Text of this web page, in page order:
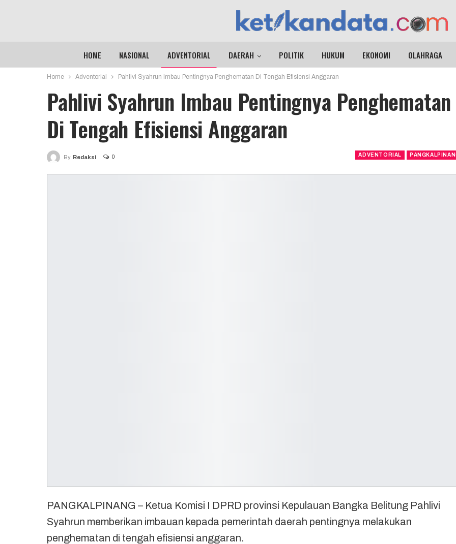
HOME NASIONAL ADVENTORIAL DAERAH POLITIK HUKUM EKONOMI OLAHRAGA
Home Adventorial Pahlivi Syahrun Imbau Pentingnya Penghematan Di Tengah Efisiensi Anggaran
Pahlivi Syahrun Imbau Pentingnya Penghematan
Di Tengah Efisiensi Anggaran
ADVENTORIAL
By Redaksi 0
PANGKALPINANG – Ketua Komisi I DPRD provinsi Kepulauan Bangka Belitung Pahlivi
Syahrun memberikan imbauan kepada pemerintah daerah pentingnya melakukan
penghematan di tengah efisiensi anggaran.